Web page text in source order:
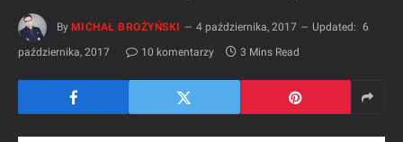
By MICHAŁ BROŻYŃSKI 4 października, 2017 Updated: 6
października, 2017
10 komentarzy 3 Mins Read